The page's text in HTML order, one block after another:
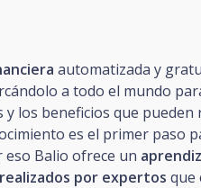
automatizada y
a todo el mundo
y los beneficios que
es el primer paso
eso Balio ofrece un
por expertos que